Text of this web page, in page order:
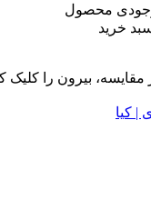
محصول
خرید
مقایسه، بیرون را کلیک